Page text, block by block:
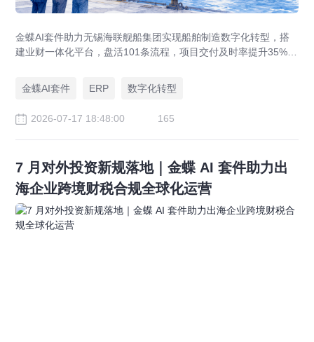
金蝶AI套件助力无锡海联舰船集团实现船舶制造数字化转型，搭
建业财一体化平台，盘活101条流程，项目交付及时率提升35%，
金蝶AI套件
ERP 数字化转型
2026-07-17 18:48:00 165
7 月对外投资新规落地｜金蝶 AI 套件助力出
海企业跨境财税合规全球化运营